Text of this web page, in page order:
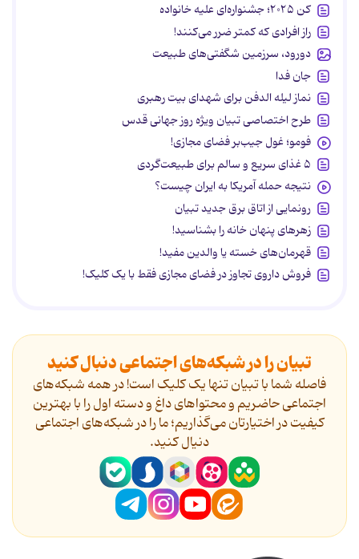
کن ۲۰۲۵؛ جشنواره‌ای علیه خانواده
راز افرادی که کمتر ضرر می‌کنند!
دورود، سرزمین شگفتی‌های طبیعت
جان فدا
نماز لیله الدفن برای شهدای بیت رهبری
طرح اختصاصی تبیان ویژه روز جهانی قدس
فومو؛ غول جیب‌بر فضای مجازی!
۵ غذای سریع و سالم برای طبیعت‌گردی
نتیجه حمله آمریکا به ایران چیست؟
رونمایی از اتاق برق جدید تبیان
زهرهای پنهان خانه را بشناسید!
قهرمان‌های خسته یا والدین مفید!
فروش داروی تجاوز در فضای مجازی فقط با یک کلیک!
تبیان را در شبکه‌های اجتماعی دنبال کنید
فاصله شما با تبیان تنها یک کلیک است! در همه شبکه‌های
اجتماعی حاضریم و محتواهای داغ و دسته اول را با بهترین
کیفیت در اختیارتان می‌گذاریم؛ ما را در شبکه‌های اجتماعی
دنیال کنید.